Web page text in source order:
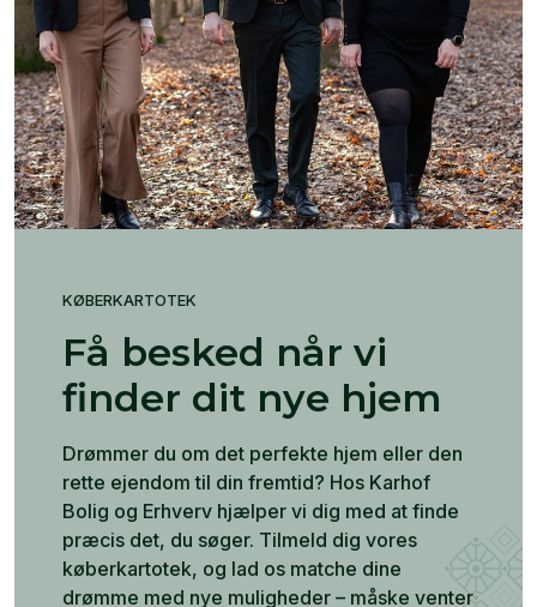
KØBERKARTOTEK
Få besked når vi
finder dit nye hjem
Drømmer du om det perfekte hjem eller den
rette ejendom til din fremtid? Hos Karhof
Bolig og Erhverv hjælper vi dig med at finde
præcis det, du søger. Tilmeld dig vores
køberkartotek, og lad os matche dine
drømme med nye muligheder – måske venter